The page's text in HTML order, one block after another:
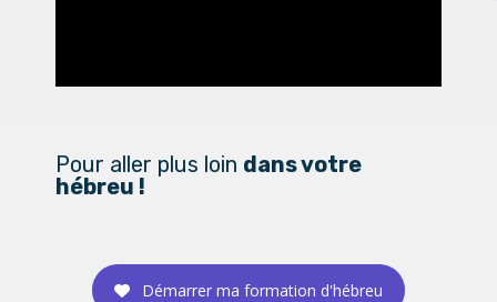
Pour aller plus loin dans votre
hébreu !
Démarrer ma formation d'hébreu